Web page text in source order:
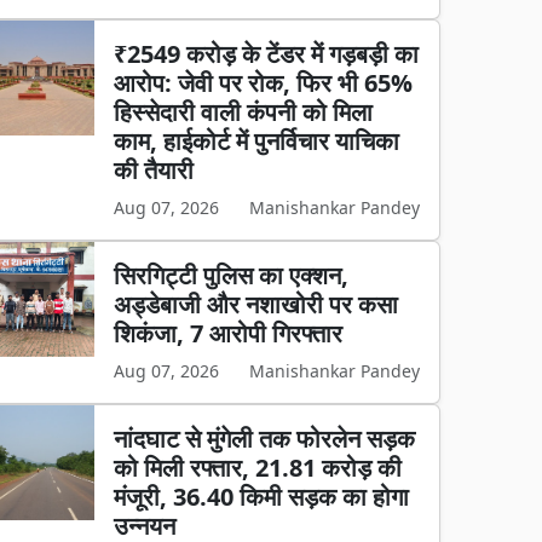
₹2549 करोड़ के टेंडर में गड़बड़ी का
आरोप: जेवी पर रोक, फिर भी 65%
हिस्सेदारी वाली कंपनी को मिला
काम, हाईकोर्ट में पुनर्विचार याचिका
की तैयारी
Aug 07, 2026 Manishankar Pandey
सिरगिट्टी पुलिस का एक्शन,
अड्डेबाजी और नशाखोरी पर कसा
शिकंजा, 7 आरोपी गिरफ्तार
Aug 07, 2026 Manishankar Pandey
नांदघाट से मुंगेली तक फोरलेन सड़क
को मिली रफ्तार, 21.81 करोड़ की
मंजूरी, 36.40 किमी सड़क का होगा
उन्नयन